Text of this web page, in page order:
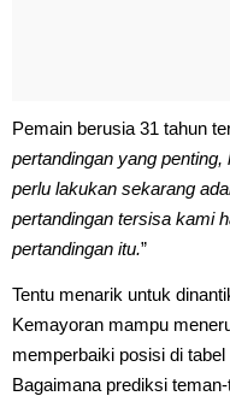
Pemain berusia 31 tahun
pertandingan yang
perlu lakukan sekarang
pertandingan tersisa kami
pertandingan itu.”
Tentu menarik untuk
Kemayoran mampu
memperbaiki posisi di
Bagaimana prediksi